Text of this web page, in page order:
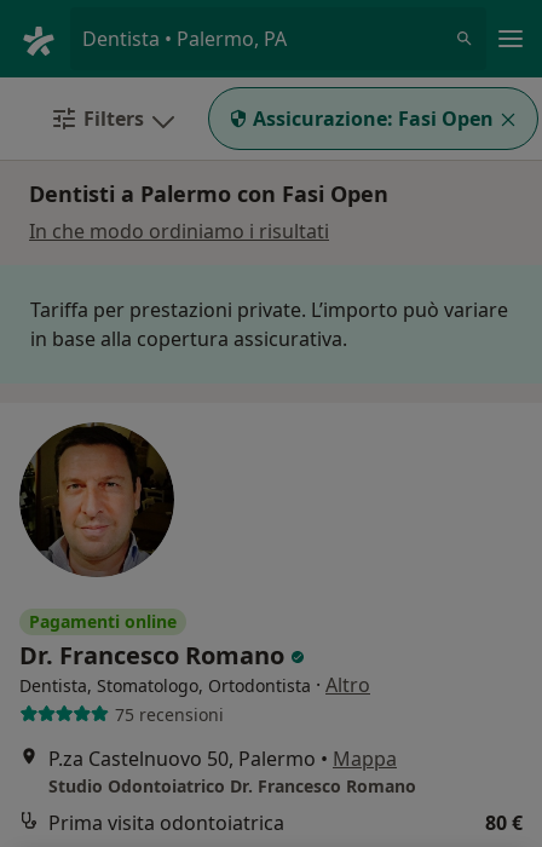
Dentista • Palermo, PA
Filters Assicurazione: Fasi Open
Dentisti a Palermo con Fasi Open
In che modo ordiniamo i risultati
Tariffa per prestazioni private. L’importo può variare
in base alla copertura assicurativa.
Pagamenti online
Dr. Francesco Romano
Dentista, Stomatologo, Ortodontista · Altro
75 recensioni
P.za Castelnuovo 50, Palermo • Mappa
Studio Odontoiatrico Dr. Francesco Romano
Prima visita odontoiatrica
80 €